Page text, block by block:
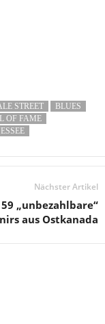
STREET
BLUES
OF FAME
Nächster Artikel
59 „unbezahlbare“
aus Ostkanada